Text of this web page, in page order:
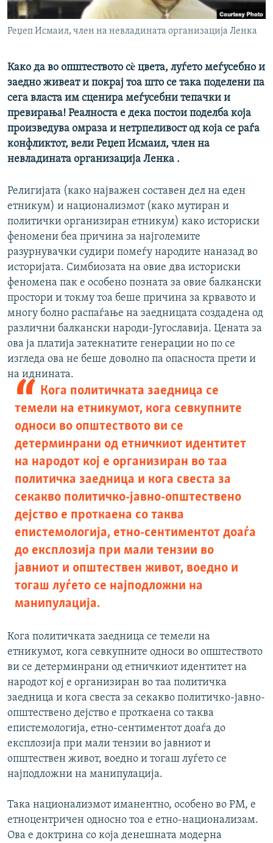
РСЕ веб страници
Реџеп Исмаил, член на невладината организација Ленка
Како да во општеството сè цвета, луѓето меѓусебно и
заедно живеат и покрај тоа што се така поделени па
сега власта им сценира меѓусебни тепачки и
превирања! Реалноста е дека постои поделба која
произведува омраза и нетрпеливост од која се раѓа
конфликтот, вели Реџеп Исмаил, член на
невладината организација Ленка .
Религијата (како најважен составен дел на еден
етникум) и национализмот (како мутиран и
политички организиран етникум) како историски
феномени беа причина за најголемите
разурнувачки судири помеѓу народите наназад во
историјата. Симбиозата на овие два историски
феномена пак е особено позната за овие балкански
простори и токму тоа беше причина за крвавото и
многу болно распаѓање на заедницата создадена од
различни балкански народи-Југославија. Цената за
ова ја платија затекнатите генерации но по се
изгледа ова не беше доволно па опасноста прети и
на иднината.
Кога политичката заедница се
темели на етникумот, кога севкупните
односи во општеството ви се
детерминрани од етничкиот идентитет
на народот кој е организиран во таа
политичка заедница и кога свеста за
секакво политичко-јавно-општествено
дејство е проткаена со таква
епистемологија, етно-сентиментот доаѓа
до експлозија при мали тензии во
јавниот и општествен живот, воедно и
тогаш луѓето се најподложни на
манипулација.
Кога политичката заедница се темели на
етникумот, кога севкупните односи во општеството
ви се детерминрани од етничкиот идентитет на
народот кој е организиран во таа политичка
заедница и кога свеста за секакво политичко-јавно-
општествено дејство е проткаена со таква
епистемологија, етно-сентиментот доаѓа до
експлозија при мали тензии во јавниот и
општествен живот, воедно и тогаш луѓето се
најподложни на манипулација.
Така национализмот иманентно, особено во РМ, е
етноцентричен односно тоа е етно-национализам.
Ова е доктрина со која денешната модерна